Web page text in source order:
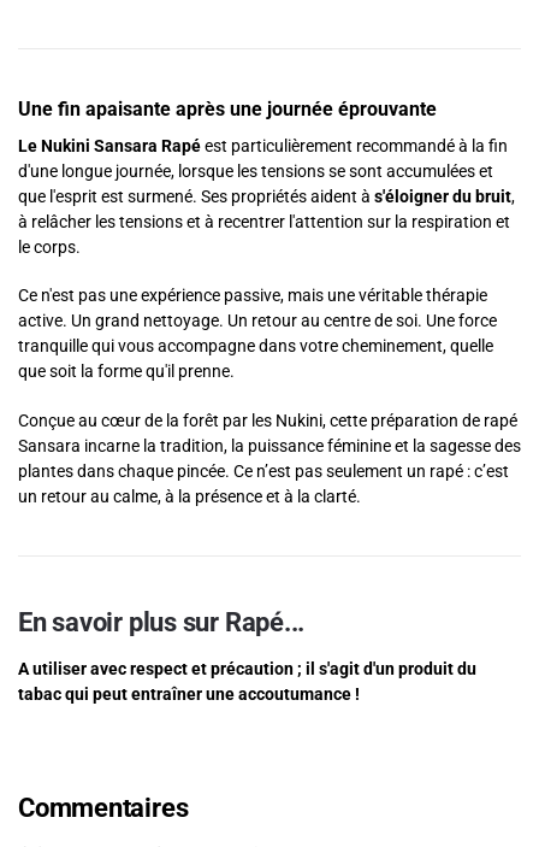
Une fin apaisante après une journée éprouvante
Le Nukini Sansara Rapéest particulièrement recommandé à la fin
d'une longue journée, lorsque les tensions se sont accumulées et
que l'esprit est surmené. Ses propriétés aident à s'éloigner du bruit,
à relâcher les tensions et à recentrer l'attention sur la respiration et
le corps.
Ce n'est pas une expérience passive, mais une véritable thérapie
active. Un grand nettoyage. Un retour au centre de soi. Une force
tranquille qui vous accompagne dans votre cheminement, quelle
que soit la forme qu'il prenne.
Conçue au cœur de la forêt par les Nukini, cette préparation de rapé
Sansara incarne la tradition, la puissance féminine et la sagesse des
plantes dans chaque pincée. Ce n’est pas seulement un rapé : c’est
un retour au calme, à la présence et à la clarté.
En savoir plus sur Rapé...
A utiliser avec respect et précaution ; il s'agit d'un produit du
tabac qui peut entraîner une accoutumance !
Commentaires